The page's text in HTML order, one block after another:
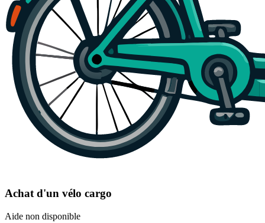
Achat d'un vélo cargo
Aide non disponible